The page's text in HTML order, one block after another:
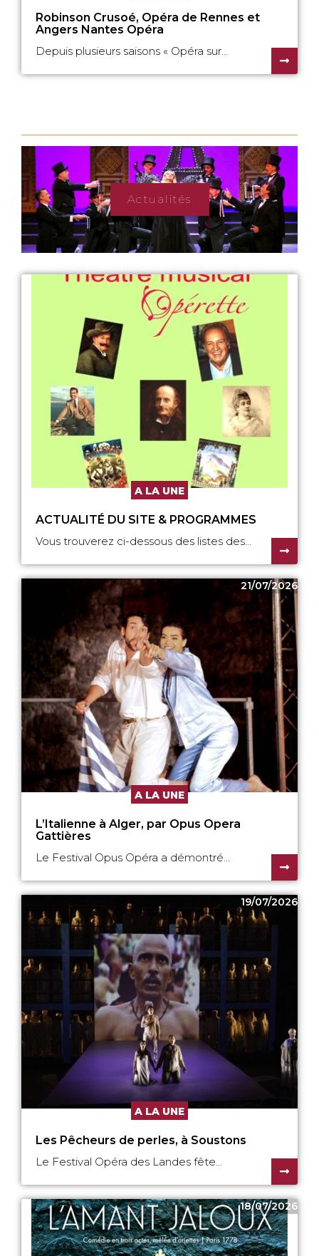
Robinson Crusoé, Opéra de Rennes et
Angers Nantes Opéra
Depuis plusieurs saisons « Opéra sur...
Actualités
A LA UNE
ACTUALITÉ DU SITE & PROGRAMMES
Vous trouverez ci-dessous des listes des...
21/07/2026
A LA UNE
L’Italienne à Alger, par Opus Opera
Gattières
Le Festival Opus Opéra a démontré...
19/07/2026
A LA UNE
Les Pêcheurs de perles, à Soustons
Le Festival Opéra des Landes fête...
18/07/2026